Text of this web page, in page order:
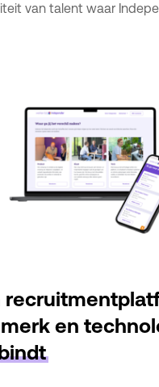
van talent waar
en